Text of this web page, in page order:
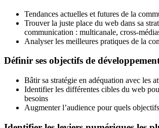
Tendances actuelles et futures de la
Trouver la juste place du web dans sa
communication : multicanale, cross-
Analyser les meilleures pratiques de la
Définir ses objectifs de
Bâtir sa stratégie en adéquation avec les
Identifier les différentes cibles du web
besoins
Augmenter l’audience pour quels objectifs